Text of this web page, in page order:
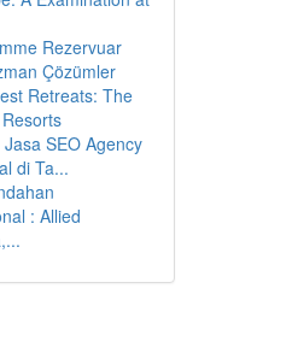
Rezervuar
Çözümler
Retreats: The
SEO Agency
di Ta...
: Allied